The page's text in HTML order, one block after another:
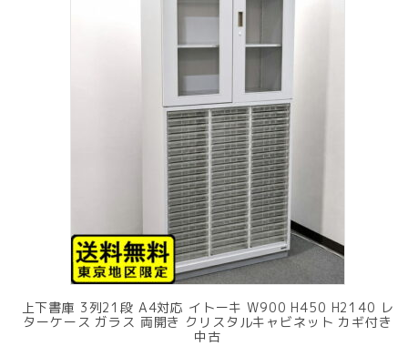
上下書庫 3列21段 A4対応 イトーキ W900 H450 H2140 レ
ターケース ガラス 両開き クリスタルキャビネット カギ付き
中古